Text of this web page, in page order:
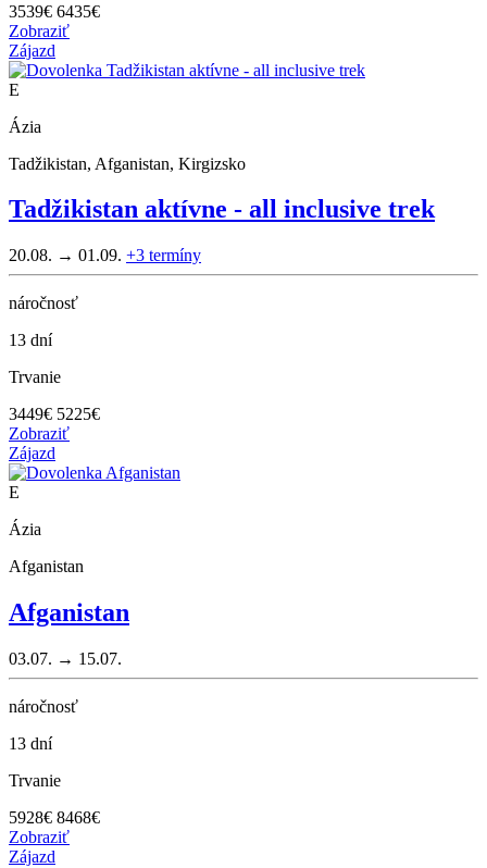
3539€ 6435€
Zobraziť
Zájazd
E
Ázia
Tadžikistan, Afganistan, Kirgizsko
Tadžikistan aktívne - all inclusive trek
20.08. → 01.09. +3 termíny
náročnosť
13 dní
Trvanie
3449€ 5225€
Zobraziť
Zájazd
E
Ázia
Afganistan
Afganistan
03.07. → 15.07.
náročnosť
13 dní
Trvanie
5928€ 8468€
Zobraziť
Zájazd